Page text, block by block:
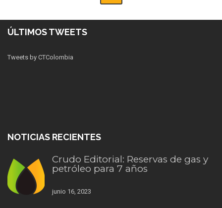
ÚLTIMOS TWEETS
Tweets by CTColombia
NOTICIAS RECIENTES
Crudo Editorial: Reservas de gas y
petróleo para 7 años
junio 16, 2023